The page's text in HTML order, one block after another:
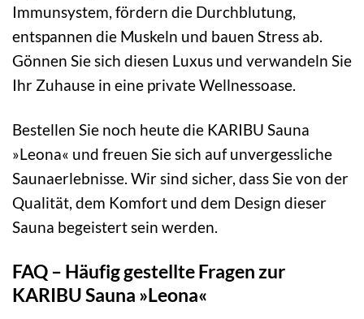
Immunsystem, fördern die Durchblutung,
entspannen die Muskeln und bauen Stress ab.
Gönnen Sie sich diesen Luxus und verwandeln Sie
Ihr Zuhause in eine private Wellnessoase.
Bestellen Sie noch heute die KARIBU Sauna
»Leona« und freuen Sie sich auf unvergessliche
Saunaerlebnisse. Wir sind sicher, dass Sie von der
Qualität, dem Komfort und dem Design dieser
Sauna begeistert sein werden.
FAQ – Häufig gestellte Fragen zur
KARIBU Sauna »Leona«